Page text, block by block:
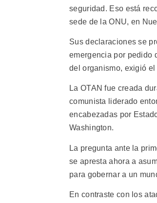
seguridad. Eso está
sede de la ONU, en
Sus declaraciones se
emergencia por pedido
del organismo, exigió
La OTAN fue creada
comunista liderado
encabezadas por
Washington.
La pregunta ante la
se apresta ahora a
para gobernar a un
En contraste con los